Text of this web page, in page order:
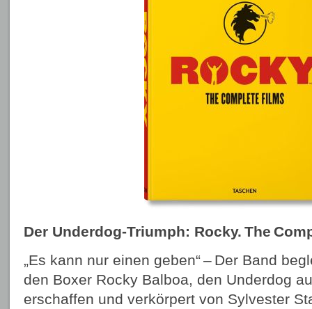
Der Underdog-Triumph: Rocky. The
„Es kann nur einen geben“ – Der Band
den Boxer Rocky Balboa, den Underdog
erschaffen und verkörpert von Sylvester